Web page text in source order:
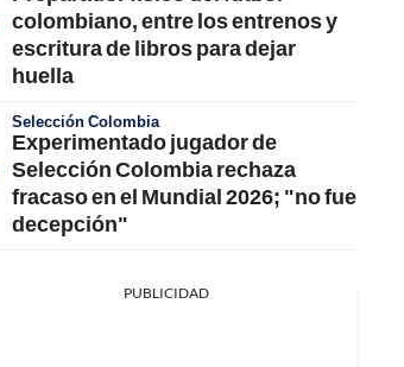
colombiano, entre los entrenos y
escritura de libros para dejar
huella
Selección Colombia
Experimentado jugador de
Selección Colombia rechaza
fracaso en el Mundial 2026; "no fue
decepción"
PUBLICIDAD